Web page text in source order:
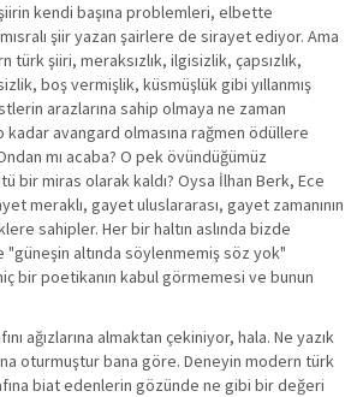
kendi başına problemleri, elbette
şiir yazan şairlere de sirayet ediyor. Ama
türk şiiri, meraksızlık, ilgisizlik, çapsızlık,
boş vermişlik, küsmüşlük gibi yıllanmış
arazlarına sahip olmaya ne zaman
kadar avangard olmasına rağmen ödüllere
mı acaba? O pek övündüğümüz
bir miras olarak kaldı? Oysa İlhan Berk, Ece
meraklı, gayet uluslararası, gayet zamanının
sahipler. Her bir haltın aslında bizde
"güneşin altında söylenmemiş söz yok"
bir poetikanın kabul görmemesi ve bunun
ağızlarına almaktan çekiniyor, hala. Ne yazık
oturmuştur bana göre. Deneyin modern türk
biat edenlerin gözünde ne gibi bir değeri